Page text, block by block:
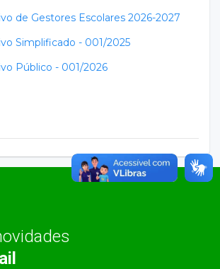
de Gestores Escolares 2026-2027
Simplificado - 001/2025
Público - 001/2026